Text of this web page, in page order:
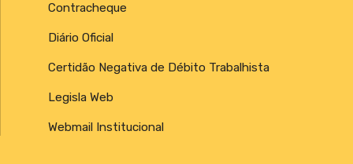
Contracheque
Diário Oficial
Certidão Negativa de Débito Trabalhista
Legisla Web
Webmail Institucional